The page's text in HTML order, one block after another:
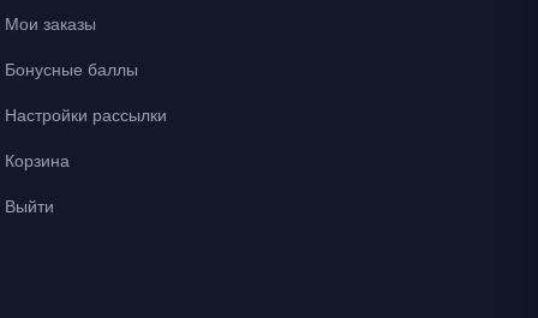
Мои заказы
Бонусные баллы
Настройки рассылки
Корзина
Выйти